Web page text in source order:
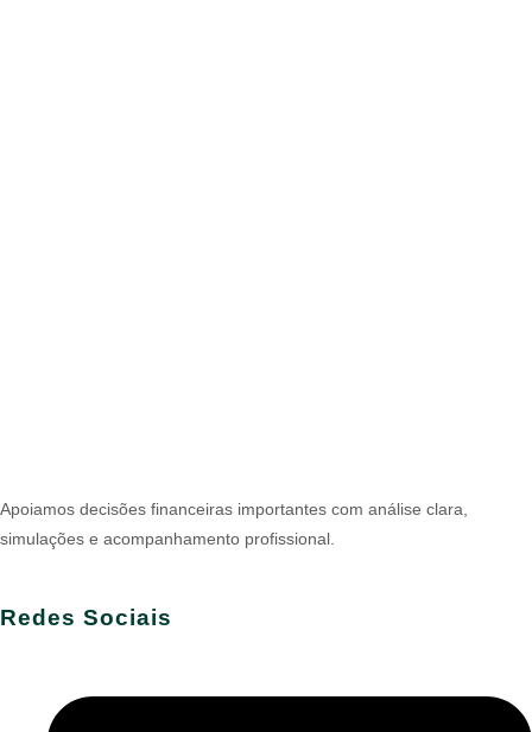
Apoiamos decisões financeiras importantes com análise clara,
simulações e acompanhamento profissional.
Redes Sociais